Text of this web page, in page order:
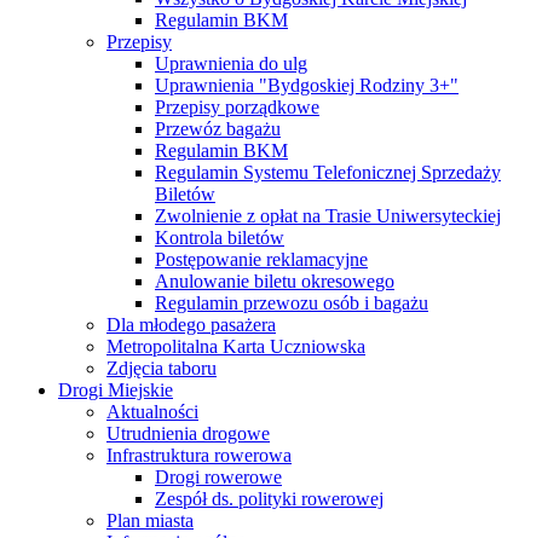
Regulamin BKM
Przepisy
Uprawnienia do ulg
Uprawnienia "Bydgoskiej Rodziny 3+"
Przepisy porządkowe
Przewóz bagażu
Regulamin BKM
Regulamin Systemu Telefonicznej Sprzedaży
Biletów
Zwolnienie z opłat na Trasie Uniwersyteckiej
Kontrola biletów
Postępowanie reklamacyjne
Anulowanie biletu okresowego
Regulamin przewozu osób i bagażu
Dla młodego pasażera
Metropolitalna Karta Uczniowska
Zdjęcia taboru
Drogi Miejskie
Aktualności
Utrudnienia drogowe
Infrastruktura rowerowa
Drogi rowerowe
Zespół ds. polityki rowerowej
Plan miasta